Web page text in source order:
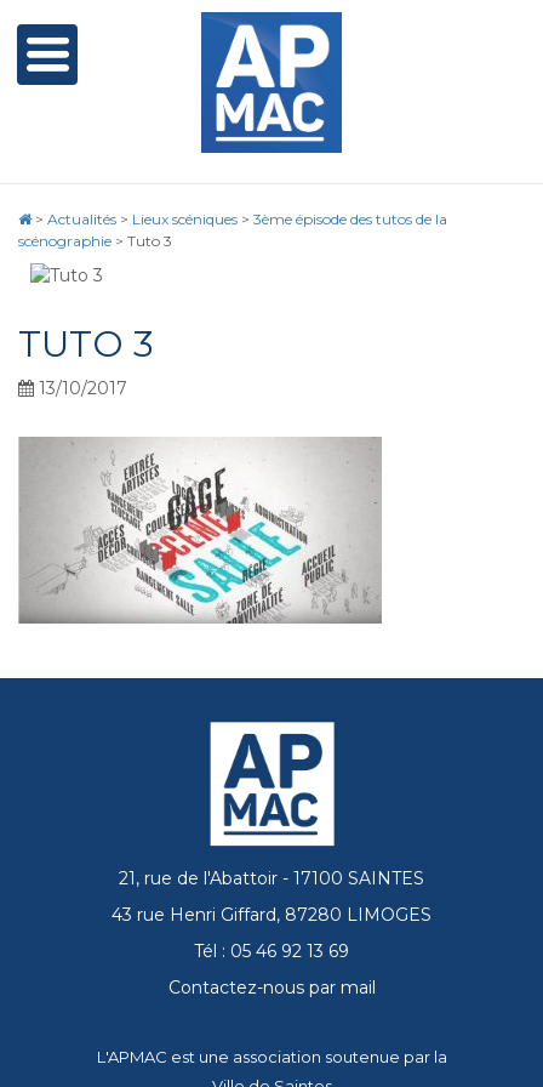
> Actualités > Lieux scéniques > 3ème épisode des tutos de la
scénographie > Tuto 3
TUTO 3
13/10/2017
21, rue de l'Abattoir - 17100 SAINTES
43 rue Henri Giffard, 87280 LIMOGES
Tél : 05 46 92 13 69
Contactez-nous par mail
L'APMAC est une association soutenue par la